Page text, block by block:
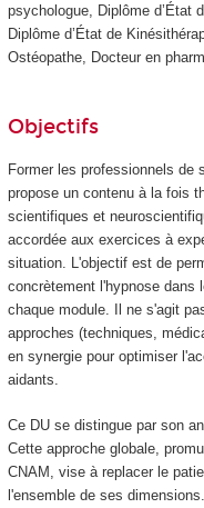
psychologue, Diplôme d’État
Diplôme d’État de
Ostéopathe, Docteur en
Objectifs
Former les professionnels de
propose un contenu à la fois
scientifiques et
accordée aux exercices à
situation. L'objectif est de
concrètement l'hypnose dans
chaque module. Il ne s'agit
approches (techniques,
en synergie pour optimiser
aidants.
Ce DU se distingue par son
Cette approche globale,
CNAM, vise à replacer le
l'ensemble de ses